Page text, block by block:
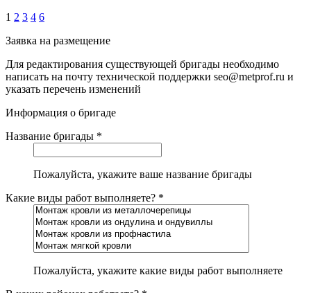
1 2 3 4 6
Заявка на размещение
Для редактирования существующей бригады необходимо
написать на почту технической поддержки seo@metprof.ru и
указать перечень изменений
Информация о бригаде
Название бригады *
Пожалуйста, укажите ваше название бригады
Какие виды работ выполняете? *
Пожалуйста, укажите какие виды работ выполняете